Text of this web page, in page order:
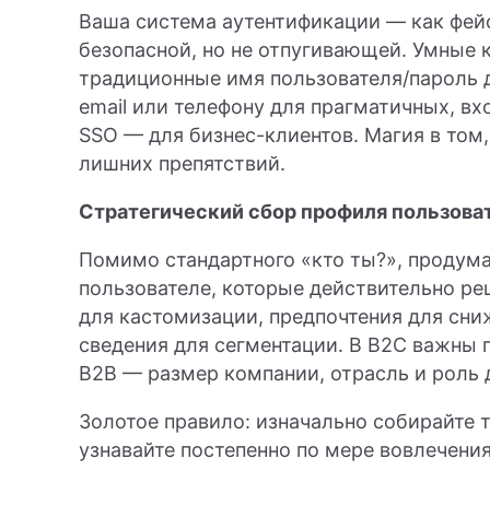
Ваша система аутентификации — как
безопасной, но не отпугивающей. Умные
традиционные имя пользователя/
email или телефону для прагматичных,
SSO — для бизнес-клиентов. Магия в
лишних препятствий.
Стратегический сбор профиля
Помимо стандартного «кто ты?»,
пользователе, которые действительно
для кастомизации, предпочтения для
сведения для сегментации. В B2C важны
B2B — размер компании, отрасль и роль
Золотое правило: изначально
узнавайте постепенно по мере